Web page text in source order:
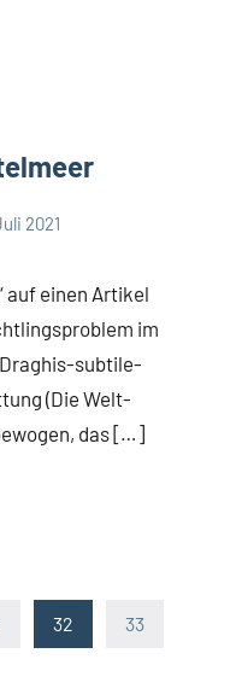
2021
auf einen Artikel
im
subtile-
(Die Welt-
das […]
32 33